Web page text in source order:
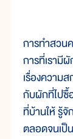
การทำสวน
การที่เรามี
เรื่องความ
กับผักที่ไปซื้
ที่บ้านให้ รู้จั
ตลอดจนเป็